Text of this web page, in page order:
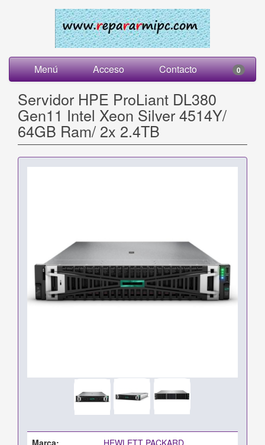
Menú Acceso Contacto 0
Servidor HPE ProLiant DL380
Gen11 Intel Xeon Silver 4514Y/
64GB Ram/ 2x 2.4TB
Marca:
HEWLETT PACKARD